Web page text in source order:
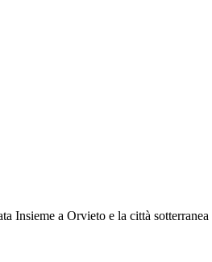
Insieme a Orvieto e la città sotterranea